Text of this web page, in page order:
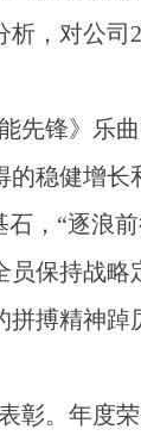
，对公
锋》乐
稳健增
，“逐浪
保持战
搏精神
彰。年度